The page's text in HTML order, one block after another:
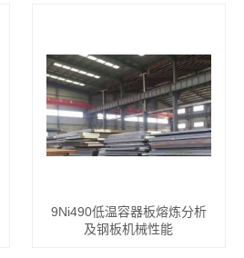
9Ni490低温容器板熔炼分析
及钢板机械性能